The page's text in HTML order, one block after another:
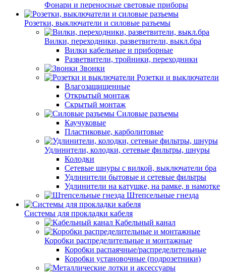
Фонари и переносные световые приборы
Розетки, выключатели и силовые разъемы
Вилки, переходники, разветвители, выкл.бра
Вилки кабельные и приборные
Разветвители, тройники, переходники
Звонки
Розетки и выключатели
Влагозащищенные
Открытый монтаж
Скрытый монтаж
Силовые разъемы
Каучуковые
Пластиковые, карболитовые
Удлинители, колодки, сетевые фильтры, шнуры
Колодки
Сетевые шнуры с вилкой, выключатели бра
Удлинители бытовые и сетевые фильтры
Удлинители на катушке, на рамке, в намотке
Штепсельные гнезда
Системы для прокладки кабеля
Кабельный канал
Коробки распределительные и монтажные
Коробки распаячные/распределительные
Коробки установочные (подрозетники)